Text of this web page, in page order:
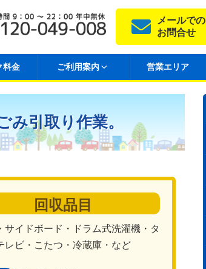
メールでの
お問合せ
料金 ご利用案内 営業エリア
み引取り作業。
回収品目
サイドボード・ドラム式洗濯機・タ
レビ・こたつ・冷蔵庫・など